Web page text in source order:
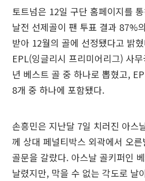
토트넘은 12일 구단 홈페이지를
날전 선제골이 팬 투표 결과 87%
받아 12월의 골에 선정됐다고 밝
EPL(잉글리시 프리미어리그) 사
년 베스트 골 중 하나로 뽑혔고,
8개 중 하나에 포함됐다.
손흥민은 지난달 7일 치러진 아스
께 상대 페널티박스 외곽에서 오
골문을 갈랐다. 아스날 골키퍼인
날렸지만, 막을 수 없는 각도로 날